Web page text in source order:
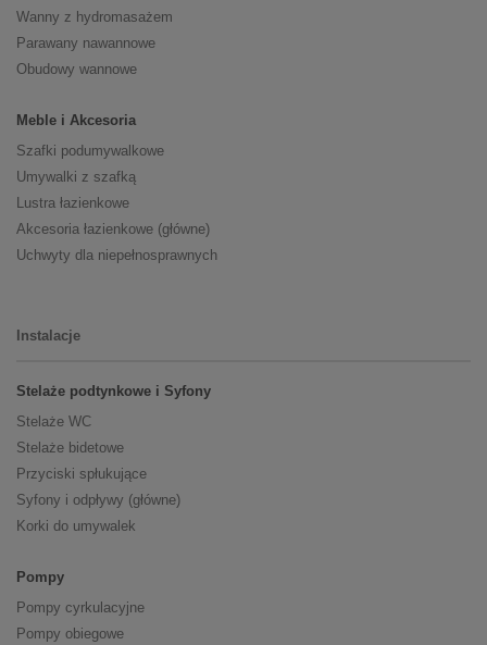
Wanny z hydromasażem
Parawany nawannowe
Obudowy wannowe
Meble i Akcesoria
Szafki podumywalkowe
Umywalki z szafką
Lustra łazienkowe
Akcesoria łazienkowe (główne)
Uchwyty dla niepełnosprawnych
Instalacje
Stelaże podtynkowe i Syfony
Stelaże WC
Stelaże bidetowe
Przyciski spłukujące
Syfony i odpływy (główne)
Korki do umywalek
Pompy
Pompy cyrkulacyjne
Pompy obiegowe